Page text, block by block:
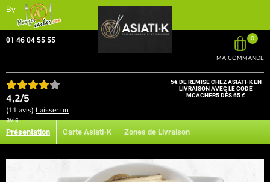
By
01 46 04 55 55
MA COMMANDE
0
4,2/5
(11 avis) Laisser un
avis
5€ DE REMISE CHEZ ASIATI-K EN
LIVRAISON AVEC LE CODE
MCACHER5 DÈS 65 €
Présentation Carte Asiati-K Zones de Livraison